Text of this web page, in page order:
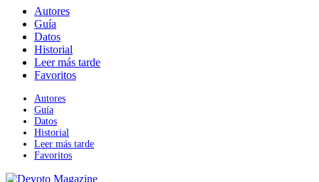
Autores
Guía
Datos
Historial
Leer más tarde
Favoritos
Autores
Guía
Datos
Historial
Leer más tarde
Favoritos